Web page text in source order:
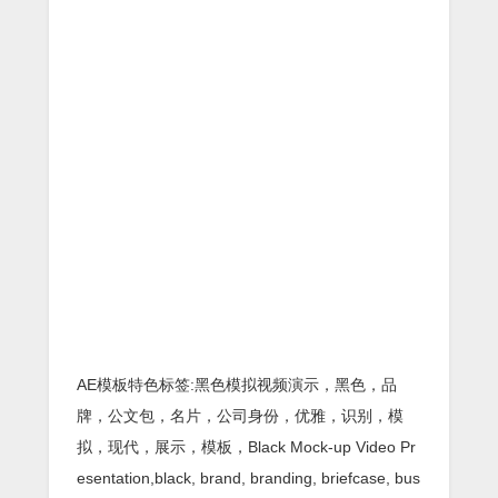
AE模板特色标签:黑色模拟视频演示，黑色，品
牌，公文包，名片，公司身份，优雅，识别，模
拟，现代，展示，模板，Black Mock-up Video Pr
esentation,black, brand, branding, briefcase, bus